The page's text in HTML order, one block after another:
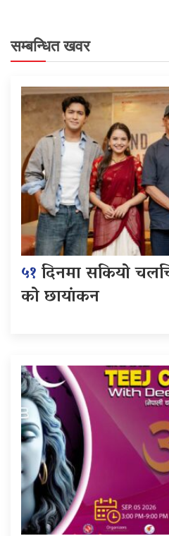
सम्बन्धित खवर
५१दिनमा सकियो
को छायांकन